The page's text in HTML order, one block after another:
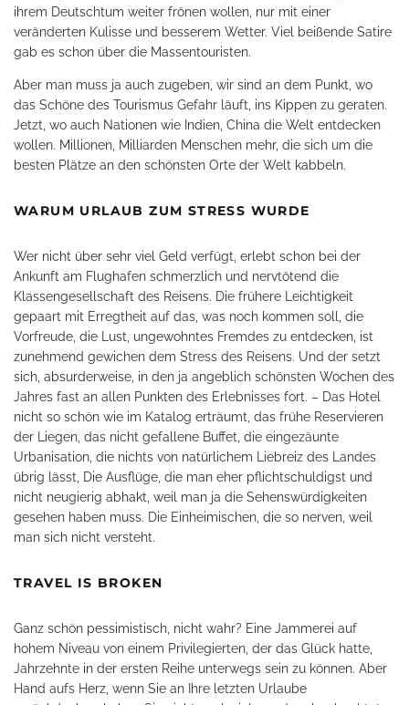
ihrem Deutschtum weiter frönen wollen, nur mit einer
veränderten Kulisse und besserem Wetter. Viel beißende Satire
gab es schon über die Massentouristen.
Aber man muss ja auch zugeben, wir sind an dem Punkt, wo
das Schöne des Tourismus Gefahr läuft, ins Kippen zu geraten.
Jetzt, wo auch Nationen wie Indien, China die Welt entdecken
wollen. Millionen, Milliarden Menschen mehr, die sich um die
besten Plätze an den schönsten Orte der Welt kabbeln.
WARUM URLAUB ZUM STRESS WURDE
Wer nicht über sehr viel Geld verfügt, erlebt schon bei der
Ankunft am Flughafen schmerzlich und nervtötend die
Klassengesellschaft des Reisens. Die frühere Leichtigkeit
gepaart mit Erregtheit auf das, was noch kommen soll, die
Vorfreude, die Lust, ungewohntes Fremdes zu entdecken, ist
zunehmend gewichen dem Stress des Reisens. Und der setzt
sich, absurderweise, in den ja angeblich schönsten Wochen des
Jahres fast an allen Punkten des Erlebnisses fort. – Das Hotel
nicht so schön wie im Katalog erträumt, das frühe Reservieren
der Liegen, das nicht gefallene Buffet, die eingezäunte
Urbanisation, die nichts von natürlichem Liebreiz des Landes
übrig lässt, Die Ausflüge, die man eher pflichtschuldigst und
nicht neugierig abhakt, weil man ja die Sehenswürdigkeiten
gesehen haben muss. Die Einheimischen, die so nerven, weil
man sich nicht versteht.
TRAVEL IS BROKEN
Ganz schön pessimistisch, nicht wahr? Eine Jammerei auf
hohem Niveau von einem Privilegierten, der das Glück hatte,
Jahrzehnte in der ersten Reihe unterwegs sein zu können. Aber
Hand aufs Herz, wenn Sie an Ihre letzten Urlaube